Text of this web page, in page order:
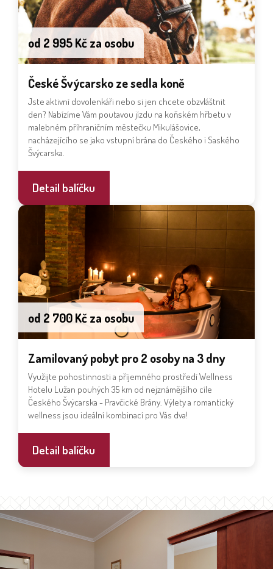
České Švýcarsko ze sedla koně
Jste aktivní dovolenkáři nebo si jen chcete obzvláštnit
den? Nabízíme Vám poutavou jízdu na koňském hřbetu v
malebném příhraničním městečku Mikulášovice,
nacházejícího se jako vstupní brána do Českého i Saského
Švýcarska.
od 2 995 Kč za osobu
Detail balíčku
Zamilovaný pobyt pro 2 osoby na 3 dny
Využijte pohostinnosti a příjemného prostředí Wellness
Hotelu Lužan pouhých 35 km od nejznámějšího cíle
Českého Švýcarska - Pravčické Brány. Výlety a romantický
wellness jsou ideální kombinací pro Vás dva!
od 2 700 Kč za osobu
Detail balíčku